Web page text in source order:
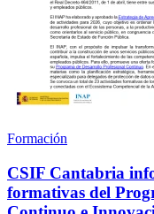
Formación
CSIF Cantabria
formativas del